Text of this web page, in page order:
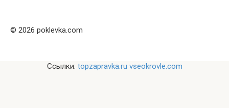
© 2026 poklevka.com
Ссылки: topzapravka.ru vseokrovle.com